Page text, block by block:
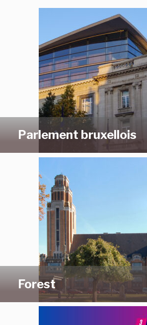
Parlement bruxellois
Forest